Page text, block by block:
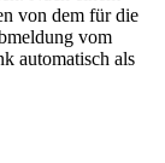
von dem für die
vom
automatisch als